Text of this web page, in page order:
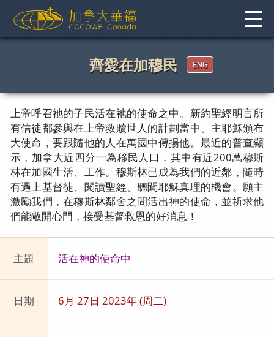
content
齊愛在加穆民 ENG
上帝呼召祂的子⺠活在祂的使命之中。新約聖經明言所
有信徒都參與在上帝救贖世人的計劃當中。主耶穌頒布
大使命，要跟隨他的人在萬國中傳揚他。最近的普查顯
示，加拿大近四分一為移⺠人口，其中有近200萬穆斯
林在加國生活、工作。穆斯林已成為我們的近鄰，隨時
有遇上基督徒、閱讀聖經、聽聞耶穌真理的機會。願主
激勵我們，在穆斯林鄰舍之間活出神的使命，並祈求他
們能敞開心門，接受基督救恩的好消息！
主題 活在神的使命中
日期 6月 27日 2023年 (周二)